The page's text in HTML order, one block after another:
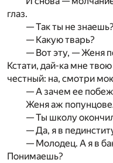
глаз.
— Так ты не
— Какую тварь?
— Вот эту, — Женя
Кстати, дай-ка мне
честный: на, смотри
— А зачем ее
Женя аж
— Ты школу
— Да, я в
— Молодец. А я в
Понимаешь?